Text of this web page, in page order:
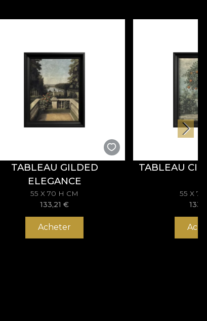
TABLEAU GILDED
ELEGANCE
55 X 70 H CM
133,21€
Acheter
TABLEAU
55 X